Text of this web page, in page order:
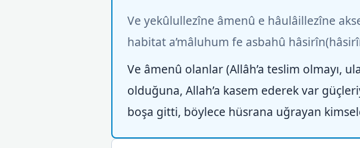
Ve yekûlullezîne âmenû e hâulâillezîne
habitat a’mâluhum fe asbahû
Ve âmenû olanlar (Allâh’a teslim olmayı,
olduğuna, Allah’a kasem ederek var
boşa gitti, böylece hüsrana uğrayan